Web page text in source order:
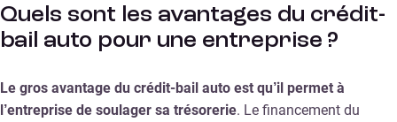
Quels sont les avantages du crédit-
bail auto pour une entreprise ?
Le gros avantage du crédit-bail auto est qu’il permet à
l’entreprise de soulager sa trésorerie. Le financement du